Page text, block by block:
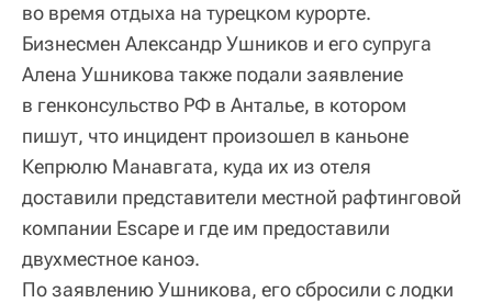
во время отдыха на турецком курорте.
Бизнесмен Александр Ушников и его супруга
Алена Ушникова также подали заявление
в генконсульство РФ в Анталье, в котором
пишут, что инцидент произошел в каньоне
Кепрюлю Манавгата, куда их из отеля
доставили представители местной рафтинговой
компании Escape и где им предоставили
двухместное каноэ.
По заявлению Ушникова, его сбросили с лодки